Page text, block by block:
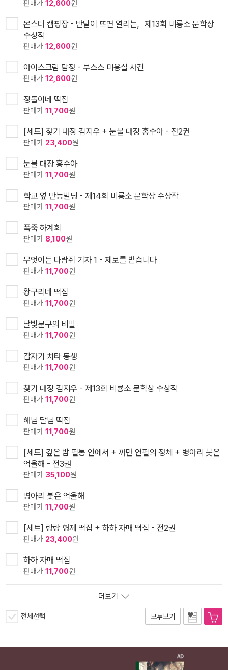
판매가 12,600원
몬스터 캠핑장 - 반달이 뜨면 열리는，제13회 비룡소 문학상
수상작
판매가 12,600원
아이스크림 탐정 - 부스스 미용실 사건
판매가 12,600원
장돌이네 떡집
판매가 11,700원
[세트] 찾기 대장 김지우 + 눈물 대장 홍수아 - 전2권
판매가 23,400원
눈물 대장 홍수아
판매가 11,700원
학교 옆 만능빌딩 - 제14회 비룡소 문학상 수상작
판매가 11,700원
폭죽 하계회
판매가 8,100원
무엇이든 다람쥐 기자 1 - 제보를 받습니다
판매가 11,700원
왕구리네 떡집
판매가 11,700원
달빛문구의 비밀
판매가 11,700원
갑자기 치타 동생
판매가 11,700원
찾기 대장 김지우 - 제13회 비룡소 문학상 수상작
판매가 11,700원
해님 달님 떡집
판매가 11,700원
[세트] 깊은 밤 필통 안에서 + 까만 연필의 정체 + 병아리 붓은
억울해 - 전3권
판매가 35,100원
병아리 붓은 억울해
판매가 11,700원
[세트] 랑랑 형제 떡집 + 하하 자매 떡집 - 전2권
판매가 23,400원
하하 자매 떡집
판매가 11,700원
더보기
전체선택 모두보기